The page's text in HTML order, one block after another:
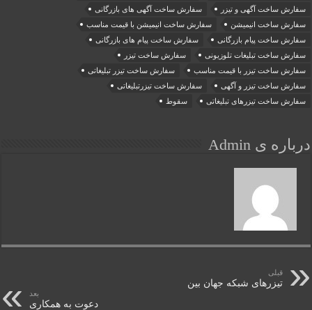
سفارش ساخت آگهی و تیزر
سفارش ساخت آگهی های بازرگانی
سفارش ساخت انیمیشن
سفارش ساخت انیمیشن با قیمت مناسب
سفارش ساخت پیام بازرگانی
سفارش ساخت پیام های بازرگانی
سفارش ساخت تبلیغات تلوزیونی
سفارش ساخت تیزر
سفارش ساخت تیزر با قیمت مناسب
سفارش ساخت تیزر تبلیغاتی
سفارش ساخت تیزر و آگهی
سفارش ساخت تیزرتبلیغاتی
سفارش ساخت تیزرهای تبلیغاتی
سقوط
درباره ی Admin
قبلی
تیزرهای شبکه جهان بین
بعد
دعوت به همکاری